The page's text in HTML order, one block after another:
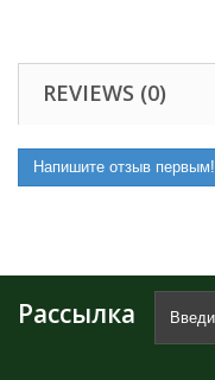
REVIEWS (0)
Напишите отзыв первым!
Рассылка